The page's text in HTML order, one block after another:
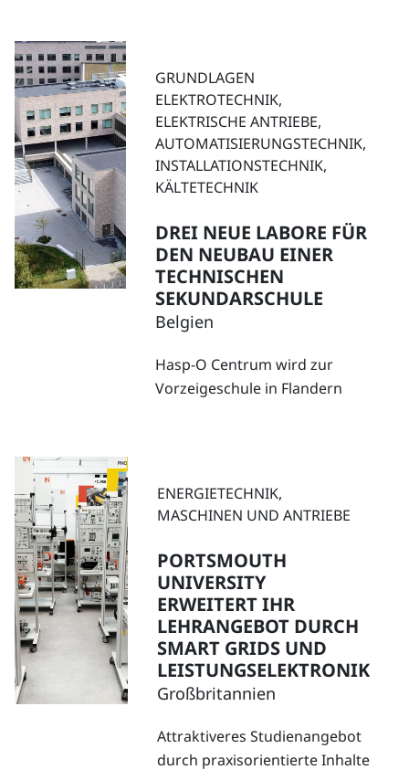
GRUNDLAGEN
ELEKTROTECHNIK,
ELEKTRISCHE ANTRIEBE,
AUTOMATISIERUNGSTECHNIK,
INSTALLATIONSTECHNIK,
KÄLTETECHNIK
DREI NEUE LABORE FÜR
DEN NEUBAU EINER
TECHNISCHEN
SEKUNDARSCHULE
Belgien
Hasp-O Centrum wird zur
Vorzeigeschule in Flandern
ENERGIETECHNIK,
MASCHINEN UND ANTRIEBE
PORTSMOUTH
UNIVERSITY
ERWEITERT IHR
LEHRANGEBOT DURCH
SMART GRIDS UND
LEISTUNGSELEKTRONIK
Großbritannien
Attraktiveres Studienangebot
durch praxisorientierte Inhalte